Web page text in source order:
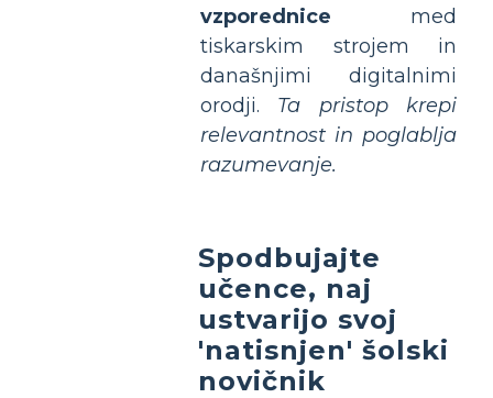
vzporednice med
tiskarskim strojem in
današnjimi digitalnimi
orodji. Ta pristop krepi
relevantnost in poglablja
razumevanje.
Spodbujajte
učence, naj
ustvarijo svoj
'natisnjen' šolski
novičnik